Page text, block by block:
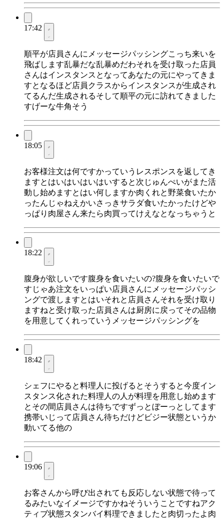
17:42
順平が店員さんにメッセージパッシングこっち来いを
飛ばします乱暴だな乱暴めだわそれを受け取った店員
さんはインスタンスとなってあなたの元にやってきま
すとなるほど店員クラスからインスタンスが生成され
てるんだ生成されるそして順平の元に訪れてきました
すげーな牛角そう
18:05
お客様注文は何ですかっていうレスポンスを返してき
ますとはいはいはいはいすると次じゅんぺいがまた活
動し始めますとはい何しますか肉くれと野菜食いたか
ったんじゃねえかいさっきサラダ食いたかったけどや
っぱり肉屋さん来たら肉買ってけえなとなっちゃうと
18:22
腹身が欲しいです腹身を食いたいの?腹身を食いたいで
すじゃあ注文をいっぱい店員さんにメッセージパッシ
ングで渡しますとはいそれと店員さんそれを受け取り
ますねと受け取った店員さんは厨房に戻ってその品物
を用意してくれっていうメッセージパッシングを
18:42
シェフにやると料理人に投げるとそうすると今度イン
スタンス化された料理人の人が料理を用意し始めます
とその間店員さんは待ちですずっとぼーっとしてます
携帯いじって店員さん待ちだけどビジー状態というか
動いてる他の
19:06
お客さんから呼び出されても反応しない状態で待って
るみたいなイメージですかねそういうことですねアク
ティブ状態スタンバイ料理できましたと肉切ったよ肉